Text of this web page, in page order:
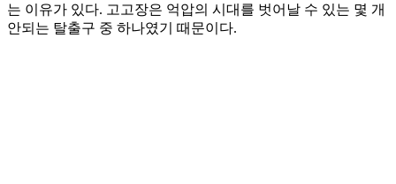
는 이유가 있다. 고고장은 억압의 시대를 벗어날 수 있는 몇 개
안되는 탈출구 중 하나였기 때문이다.